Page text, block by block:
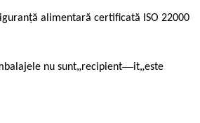
alimentară certificată ISO 22000
nu sunt„recipient—it„este